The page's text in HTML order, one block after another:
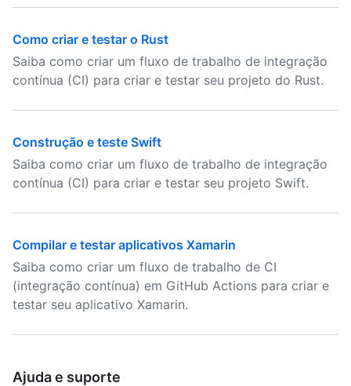
Como criar e testar o Rust
Saiba como criar um fluxo de trabalho de integração
contínua (CI) para criar e testar seu projeto do Rust.
Construção e teste Swift
Saiba como criar um fluxo de trabalho de integração
contínua (CI) para criar e testar seu projeto Swift.
Compilar e testar aplicativos Xamarin
Saiba como criar um fluxo de trabalho de CI
(integração contínua) em GitHub Actions para criar e
testar seu aplicativo Xamarin.
Ajuda e suporte